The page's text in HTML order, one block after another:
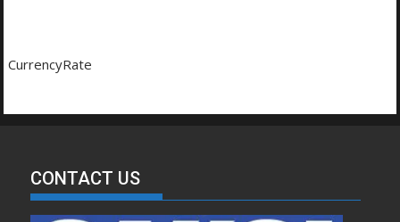
CurrencyRate
CONTACT US